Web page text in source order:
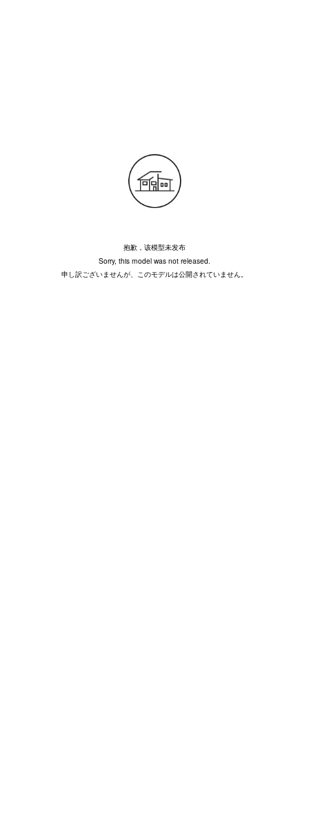
抱歉，该模型未发布
Sorry, this model was not released.
申し訳ございませんが、このモデルは公開されていません。